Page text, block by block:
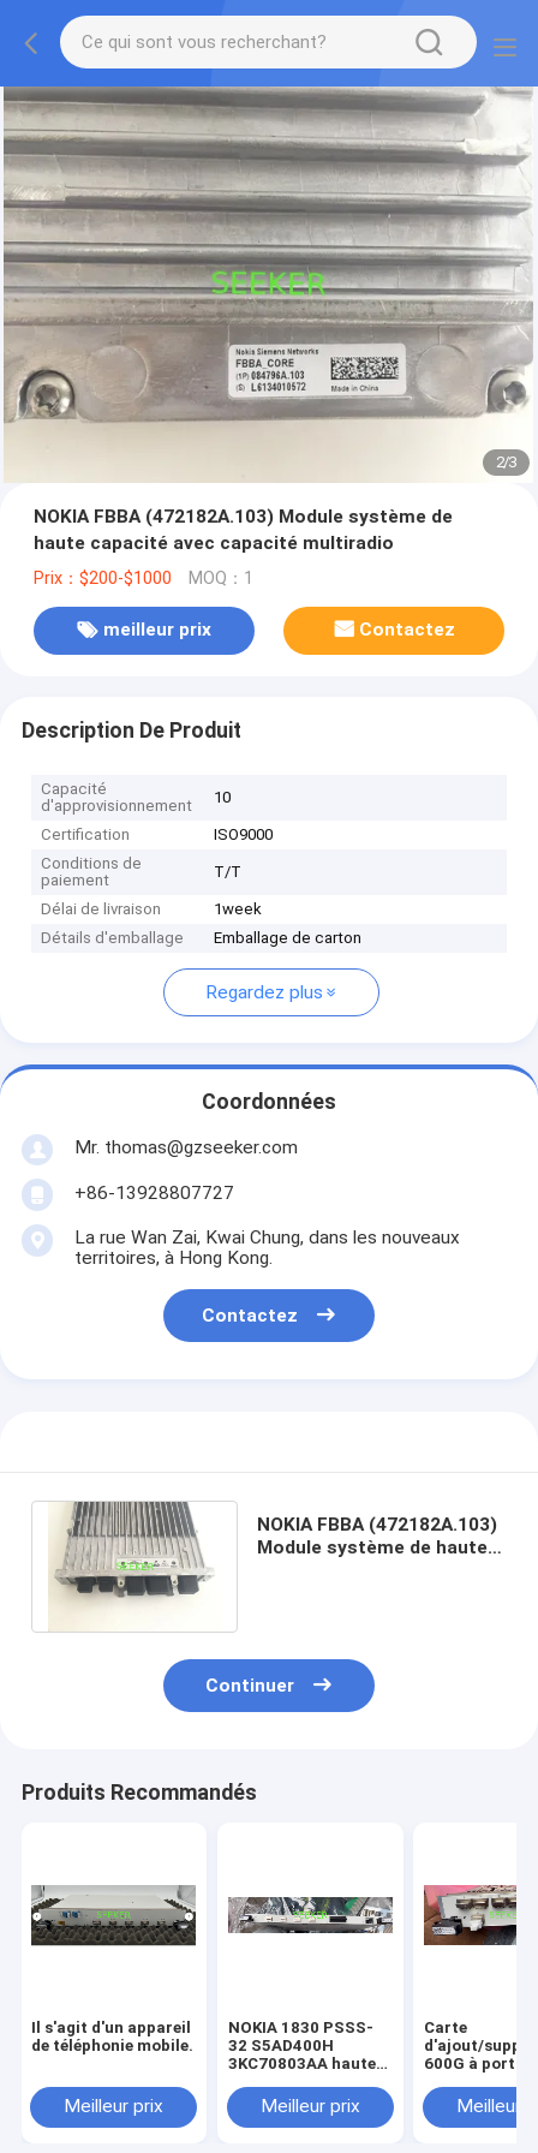
2/3
NOKIA FBBA (472182A.103) Module système de
haute capacité avec capacité multiradio
Prix：$200-$1000 MOQ：1
meilleur prix Contactez
Description De Produit
Capacité
d'approvisionnement
10
Certification
ISO9000
Conditions de
paiement
T/T
Délai de livraison
1week
Détails d'emballage
Emballage de carton
Regardez plus
Coordonnées
Mr. thomas@gzseeker.com
+86-13928807727
La rue Wan Zai, Kwai Chung, dans les nouveaux
territoires, à Hong Kong.
Contactez
NOKIA FBBA (472182A.103)
Module système de haute
Continuer
Produits Recommandés
Il s'agit d'un appareil
de téléphonie mobile.
Meilleur prix
NOKIA 1830 PSSS-
32 S5AD400H
3KC70803AA haute
Meilleur prix
Carte
d'ajout/
600G à port
S6AD600H
3KC71192AA
Meilleur